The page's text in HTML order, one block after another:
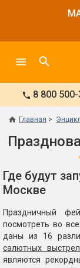
8 800
Главная
Где будут
Москве
Праздничный
посмотреть во
даны из 16
салютных
являются